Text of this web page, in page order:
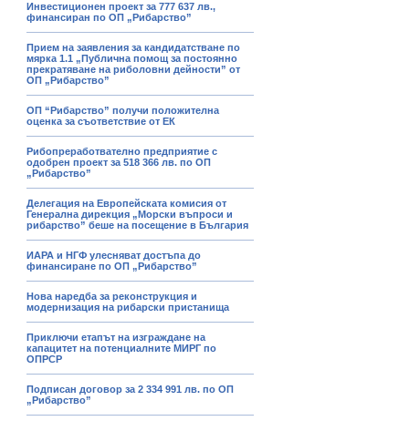
Инвестиционен проект за 777 637 лв.,
финансиран по ОП „Рибарство”
Прием на заявления за кандидатстване по
мярка 1.1 „Публична помощ за постоянно
прекратяване на риболовни дейности” от
ОП „Рибарство”
ОП “Рибарство” получи положителна
оценка за съответствие от ЕК
Рибопреработвателно предприятие с
одобрен проект за 518 366 лв. по ОП
„Рибарство”
Делегация на Европейската комисия от
Генерална дирекция „Морски въпроси и
рибарство” беше на посещение в България
ИАРА и НГФ улесняват достъпа до
финансиране по ОП „Рибарство”
Нова наредба за реконструкция и
модернизация на рибарски пристанища
Приключи етапът на изграждане на
капацитет на потенциалните МИРГ по
ОПРСР
Подписан договор за 2 334 991 лв. по ОП
„Рибарство”